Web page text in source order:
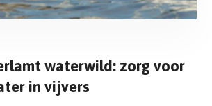
waterwild: zorg voor
in vijvers